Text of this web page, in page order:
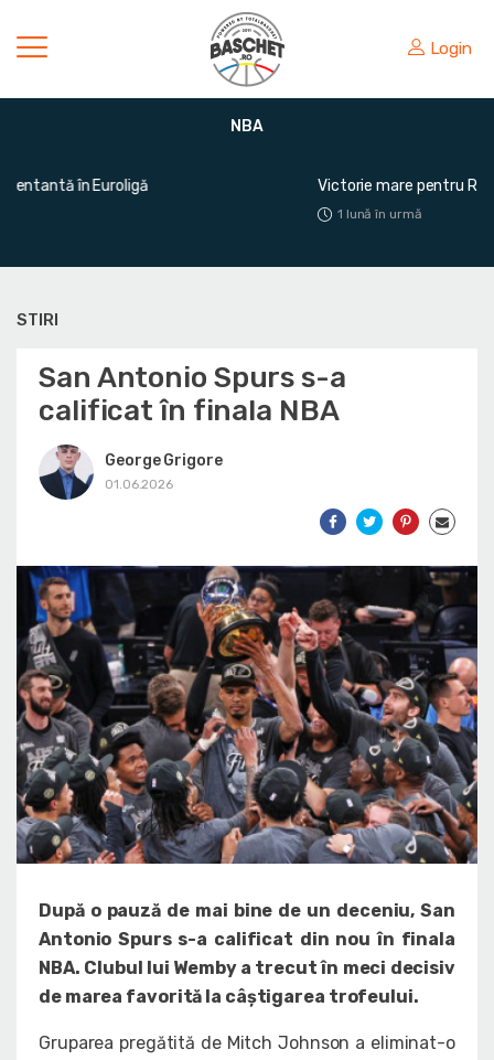
Login
NBA
Victorie mare pentru România în fața Greciei
STIRI
San Antonio Spurs s-a
calificat în finala NBA
George Grigore
01.06.2026
După o pauză de mai bine de un deceniu, San
Antonio Spurs s-a calificat din nou în finala
NBA. Clubul lui Wemby a trecut în meci decisiv
de marea favorită la câștigarea trofeului.
Gruparea pregătită de Mitch Johnson a eliminat-o